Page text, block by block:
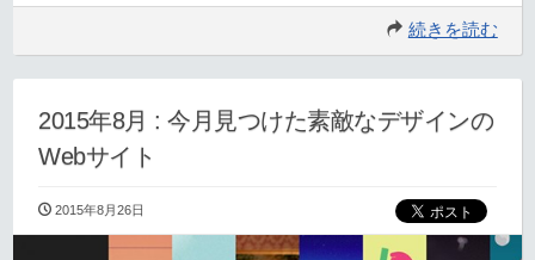
続きを読む
2015年8月 : 今月見つけた素敵なデザインの
Webサイト
2015年8月26日